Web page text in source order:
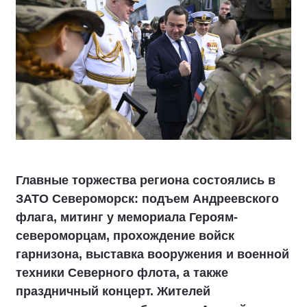
Главные торжества региона состоялись в
ЗАТО Североморск: подъем Андреевского
флага, митинг у мемориала Героям-
североморцам, прохождение войск
гарнизона, выставка вооружения и военной
техники Северного флота, а также
праздничный концерт. Жителей